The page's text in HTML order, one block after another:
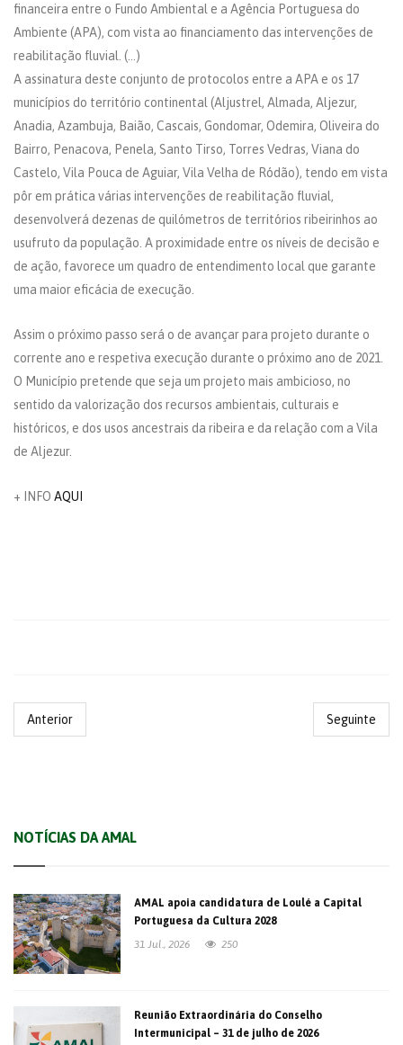
financeira entre o Fundo Ambiental e a Agência Portuguesa do
Ambiente (APA), com vista ao financiamento das intervenções de
reabilitação fluvial. (…)
A assinatura deste conjunto de protocolos entre a APA e os 17
municípios do território continental (Aljustrel, Almada, Aljezur,
Anadia, Azambuja, Baião, Cascais, Gondomar, Odemira, Oliveira do
Bairro, Penacova, Penela, Santo Tirso, Torres Vedras, Viana do
Castelo, Vila Pouca de Aguiar, Vila Velha de Ródão), tendo em vista
pôr em prática várias intervenções de reabilitação fluvial,
desenvolverá dezenas de quilómetros de territórios ribeirinhos ao
usufruto da população. A proximidade entre os níveis de decisão e
de ação, favorece um quadro de entendimento local que garante
uma maior eficácia de execução.
Assim o próximo passo será o de avançar para projeto durante o
corrente ano e respetiva execução durante o próximo ano de 2021.
O Município pretende que seja um projeto mais ambicioso, no
sentido da valorização dos recursos ambientais, culturais e
históricos, e dos usos ancestrais da ribeira e da relação com a Vila
de Aljezur.
+ INFO AQUI
Anterior Seguinte
NOTÍCIAS DA AMAL
AMAL apoia candidatura de Loulé a Capital
Portuguesa da Cultura 2028
31 Jul., 2026
250
Reunião Extraordinária do Conselho
Intermunicipal – 31 de julho de 2026